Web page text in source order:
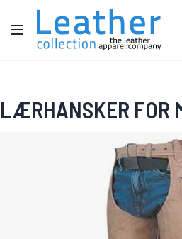
Hopp til innhold
Toggle Nav
LÆRHANSKER FOR